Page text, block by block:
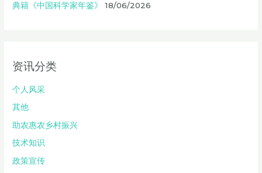
典籍《中国科学家年鉴》
18/06/2026
资讯分类
个人风采
其他
助农惠农乡村振兴
技术知识
政策宣传